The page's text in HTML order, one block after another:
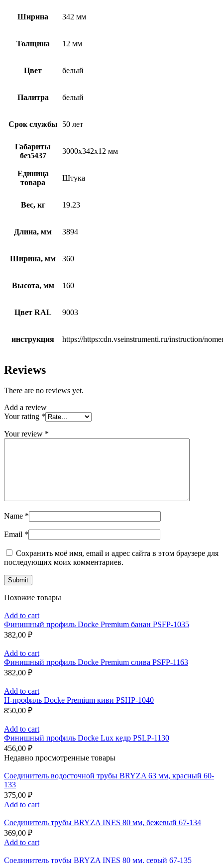
Ширина 342 мм
Толщина 12 мм
Цвет белый
Палитра белый
Срок службы 50 лет
Габариты
без5437
3000х342х12 мм
Единица
товара
Штука
Вес, кг 19.23
Длина, мм 3894
Ширина, мм 360
Высота, мм 160
Цвет RAL 9003
инструкция https://https:cdn.vseinstrumenti.ru/instruction/
Reviews
There are no reviews yet.
Add a review
Your rating *
Your review *
Name *
Email *
Сохранить моё имя, email и адрес сайта в этом браузере для
последующих моих комментариев.
Похожие товары
Add to cart
Финишный профиль Docke Premium банан PSFP-1035
382,00 ₽
Add to cart
Финишный профиль Docke Premium слива PSFP-1163
382,00 ₽
Add to cart
H-профиль Docke Premium киви PSHP-1040
850,00 ₽
Add to cart
Финишный профиль Docke Lux кедр PSLP-1130
456,00 ₽
Недавно просмотренные товары
Соединитель водосточной трубы BRYZA 63 мм, краcный 60-
133
375,00 ₽
Add to cart
Соединитель трубы BRYZA INES 80 мм, бежевый 67-134
369,00 ₽
Add to cart
Соединитель трубы BRYZA INES 80 мм, серый 67-135